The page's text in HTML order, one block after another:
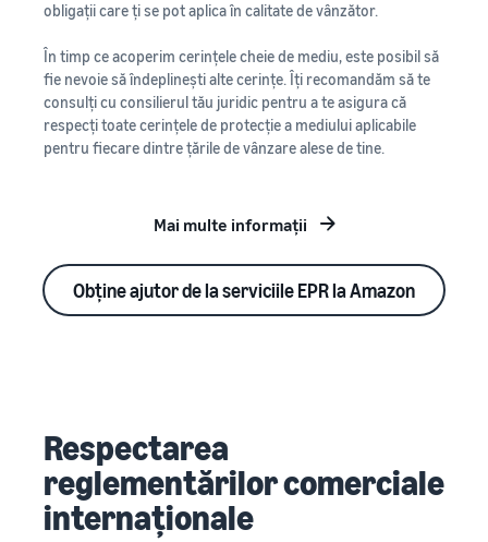
obligații care ți se pot aplica în calitate de vânzător.
În timp ce acoperim cerințele cheie de mediu, este posibil să
fie nevoie să îndeplinești alte cerințe. Îți recomandăm să te
consulți cu consilierul tău juridic pentru a te asigura că
respecți toate cerințele de protecție a mediului aplicabile
pentru fiecare dintre țările de vânzare alese de tine.
Mai multe informații
Obține ajutor de la serviciile EPR la Amazon
Respectarea
reglementărilor comerciale
internaționale